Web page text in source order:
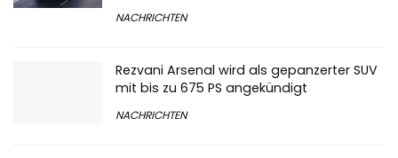
NACHRICHTEN
Rezvani Arsenal wird als gepanzerter SUV
mit bis zu 675 PS angekündigt
NACHRICHTEN